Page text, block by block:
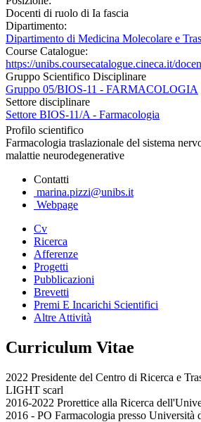
Docenti di ruolo di Ia fascia
Dipartimento:
Dipartimento di Medicina Molecolare e
Course Catalogue:
https://unibs.coursecatalogue.cineca.it/
Gruppo Scientifico Disciplinare
Gruppo 05/BIOS-11 - FARMACOLOGIA
Settore disciplinare
Settore BIOS-11/A - Farmacologia
Profilo scientifico
Farmacologia traslazionale del sistema
malattie neurodegenerative
Contatti
marina.pizzi@unibs.it
Webpage
Cv
Ricerca
Afferenze
Progetti
Pubblicazioni
Brevetti
Premi E Incarichi Scientifici
Altre Attività
Curriculum Vitae
2022 Presidente del Centro di Ricerca e
LIGHT scarl
2016-2022 Prorettice alla Ricerca
2016 - PO Farmacologia presso Università